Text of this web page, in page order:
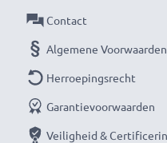
Contact
Algemene Voorwaarden
Herroepingsrecht
Garantievoorwaarden
Veiligheid &